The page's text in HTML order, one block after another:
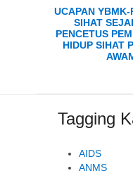
UCAPAN YBMK-
SIHAT
PENCETUS
HIDUP SIHAT
Tagging
AIDS
ANMS